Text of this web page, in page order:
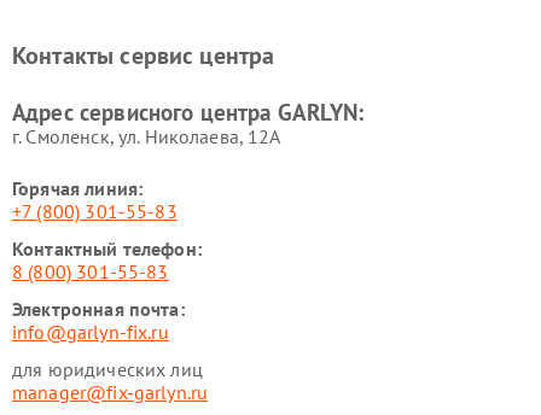
стеклоочистителей GARLYN
GARLYN
GARLYN
Контакты сервис центра
Адрес сервисного центра GARLYN:
г. Смоленск, ул. Николаева, 12А
Горячая линия:
+7 (800) 301-55-83
Контактный телефон:
8 (800) 301-55-83
Электронная почта:
info@garlyn-fix.ru
для юридических лиц
manager@fix-garlyn.ru